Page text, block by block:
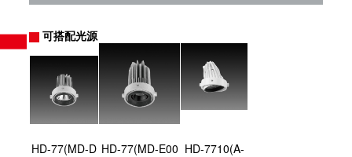
可搭配光源
HD-77(MD-D HD-77(MD-E00 HD-7710(A-